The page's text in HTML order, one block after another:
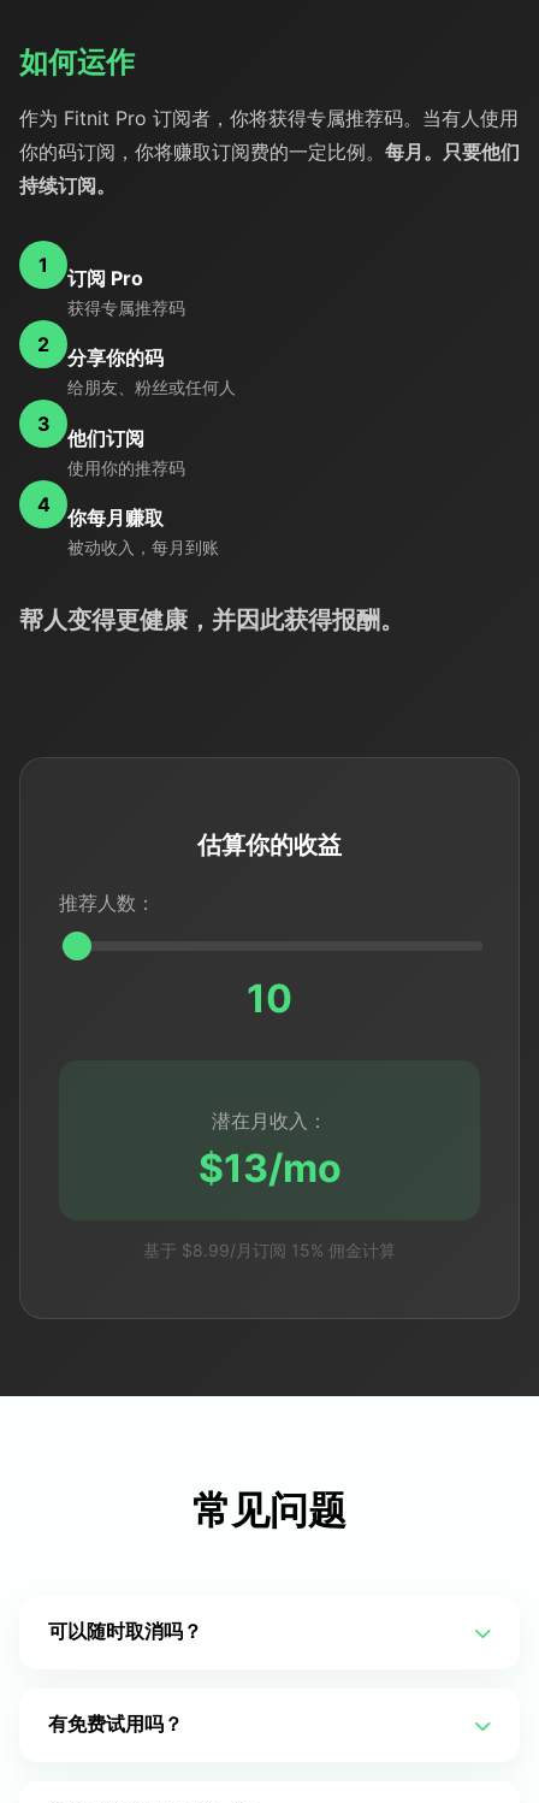
如何运作
作为 Fitnit Pro 订阅者，你将获得专属推荐码。当有人使用
你的码订阅，你将赚取订阅费的一定比例。 每月。只要他们
持续订阅。
1
订阅 Pro
获得专属推荐码
2
分享你的码
给朋友、粉丝或任何人
3
他们订阅
使用你的推荐码
4
你每月赚取
被动收入，每月到账
帮人变得更健康，并因此获得报酬。
估算你的收益
推荐人数：
10
潜在月收入：
$13/mo
基于 $8.99/月订阅 15% 佣金计算
常见问题
可以随时取消吗？
有免费试用吗？